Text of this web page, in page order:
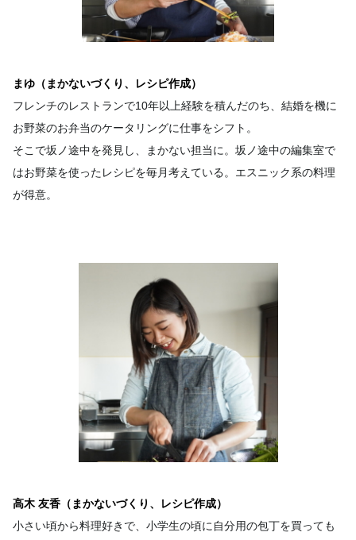
まゆ（まかないづくり、レシピ作成）
フレンチのレストランで10年以上経験を積んだのち、結婚を機に
お野菜のお弁当のケータリングに仕事をシフト。
そこで坂ノ途中を発見し、まかない担当に。坂ノ途中の編集室で
はお野菜を使ったレシピを毎月考えている。エスニック系の料理
が得意。
高木 友香（まかないづくり、レシピ作成）
小さい頃から料理好きで、小学生の頃に自分用の包丁を買っても